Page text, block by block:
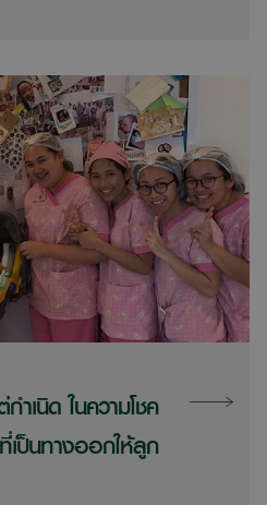
วามปลอดภัยเป็นสิ่งแรก
ษากับแพทย์เฉพาะทาง
บถึงวิธีการใส่บอลลูน
งใส่บอลลูน การเฝ้า
อน จึงมีความเชื่อมั่นและ
ห้การรักษาด้วยศัยภาพ
นาวมั่นใจได้ว่าจะช่วย
มารถกลับมามีรูปร่าง
ำเนิด ในความโชค
ป็นทางออกให้ลูก